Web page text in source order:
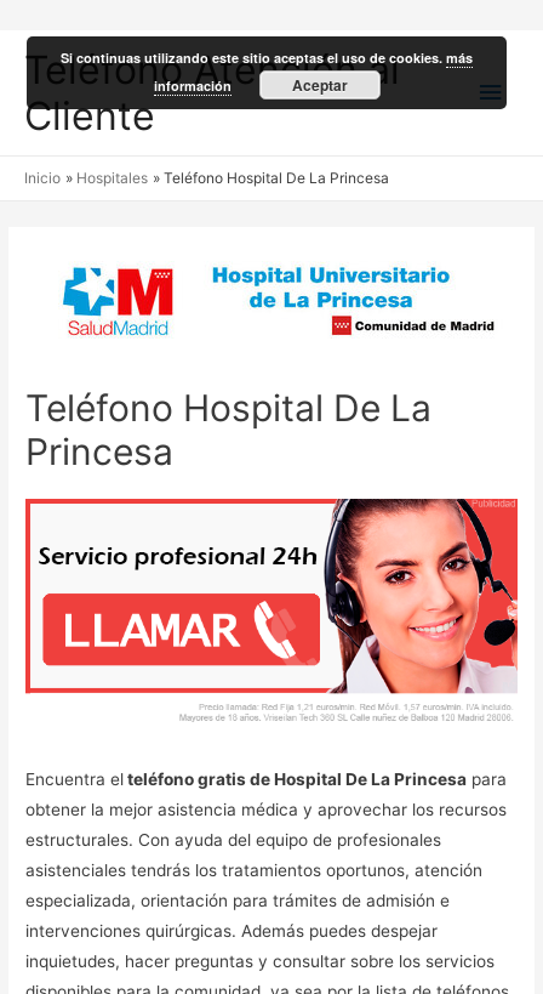
Teléfono Atención al
Cliente
Inicio Hospitales Teléfono Hospital De La Princesa
Teléfono Hospital De La
Princesa
Encuentra elteléfono gratis de Hospital De La Princesa para
obtener la mejor asistencia médica y aprovechar los recursos
estructurales. Con ayuda del equipo de profesionales
asistenciales tendrás los tratamientos oportunos, atención
especializada, orientación para trámites de admisión e
intervenciones quirúrgicas. Además puedes despejar
inquietudes, hacer preguntas y consultar sobre los servicios
Si continuas utilizando este sitio aceptas el uso de cookies.más
información
Aceptar